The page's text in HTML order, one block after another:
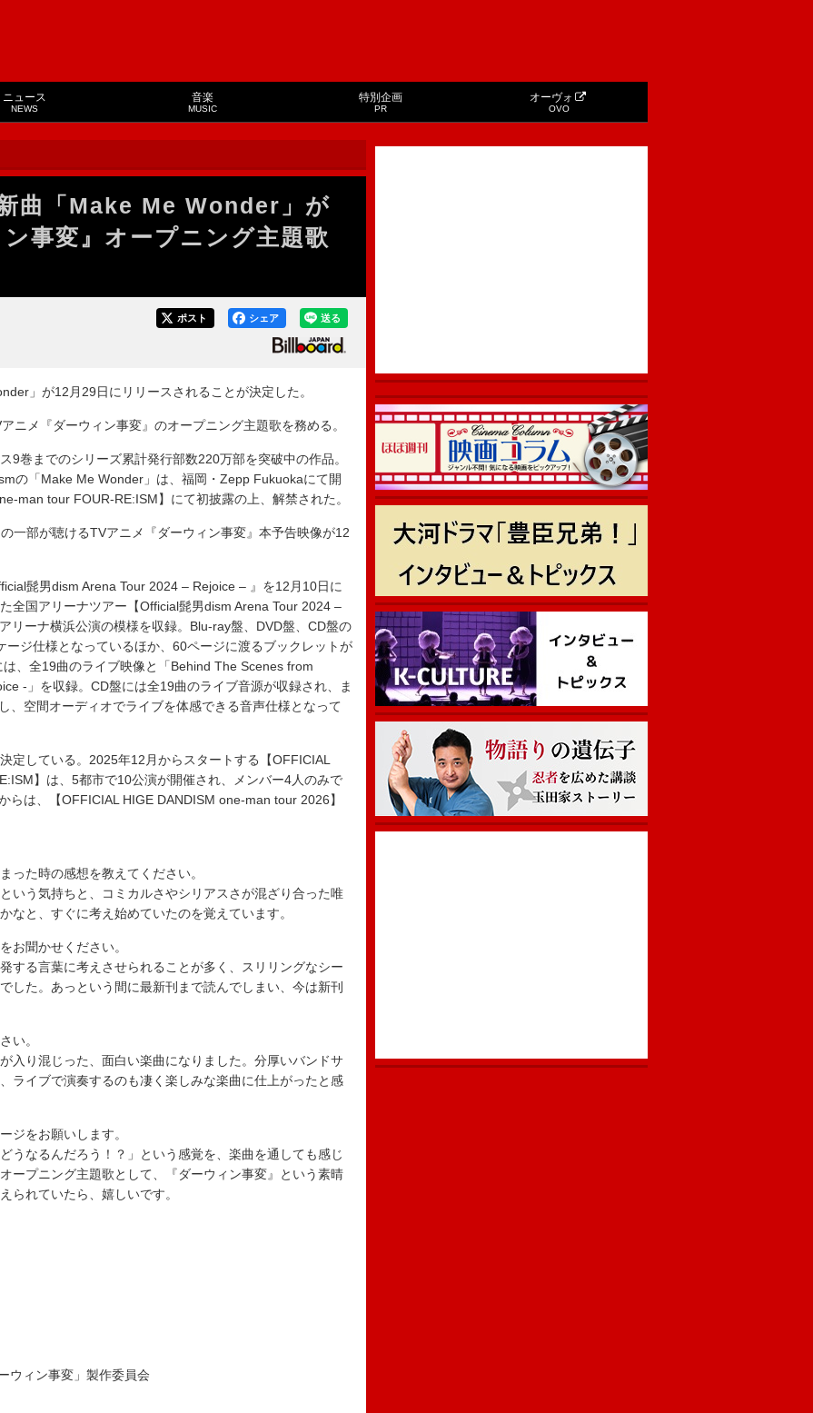
ニュース
NEWS
音楽
MUSIC
特別企画
PR
オーヴォ
OVO
曲「Make Me Wonder」が
事変』オープニング主題歌
送る
シェア
ポスト
」が12月29日にリリースされることが決定した。
メ『ダーウィン事変』のオープニング主題歌を務める。
巻までのシリーズ累計発行部数220万部を突破中の作品。
の「Make Me Wonder」は、福岡・Zepp Fukuokaにて開
man tour FOUR-RE:ISM】にて初披露の上、解禁された。
一部が聴けるTVアニメ『ダーウィン事変』本予告映像が12
髭男dism Arena Tour 2024 – Rejoice – 』を12月10日に
全国アリーナツアー【Official髭男dism Arena Tour 2024 –
リーナ横浜公演の模様を収録。Blu-ray盤、DVD盤、CD盤の
ジ仕様となっているほか、60ページに渡るブックレットが
、全19曲のライブ映像と「Behind The Scenes from
-」を収録。CD盤には全19曲のライブ音源が収録され、ま
、空間オーディオでライブを体感できる音声仕様となって
定している。2025年12月からスタートする【OFFICIAL
】は、5都市で10公演が開催され、メンバー4人のみで
らは、【OFFICIAL HIGE DANDISM one-man tour 2026】
った時の感想を教えてください。
いう気持ちと、コミカルさやシリアスさが混ざり合った唯
なと、すぐに考え始めていたのを覚えています。
お聞かせください。
する言葉に考えさせられることが多く、スリリングなシー
した。あっという間に最新刊まで読んでしまい、今は新刊
い。
入り混じった、面白い楽曲になりました。分厚いバンドサ
ライブで演奏するのも凄く楽しみな楽曲に仕上がったと感
ジをお願いします。
うなるんだろう！？」という感覚を、楽曲を通しても感じ
ープニング主題歌として、『ダーウィン事変』という素晴
られていたら、嬉しいです。
ウィン事変」製作委員会